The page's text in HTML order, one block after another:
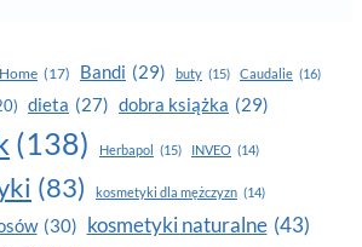
(17) Bandi (29) buty (15) Caudalie (16)
dieta (27) dobra książka (29)
(138) Herbapol (15) INVEO (14)
(83) kosmetyki dla mężczyzn (14)
(30) kosmetyki naturalne (43)